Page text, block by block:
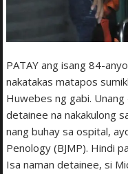
PATAY ang isang 84-
nakatakas matapos
Huwebes ng gabi.
detainee na nakakulong
nang buhay sa ospital,
Penology (BJMP). Hindi
Isa naman detainee, si